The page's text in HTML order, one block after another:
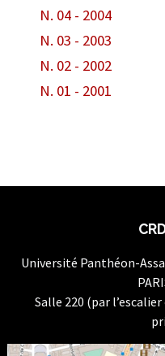
N. 04 - 2004
N. 03 - 2003
N. 02 - 2002
N. 01 - 2001
Université Panthéon-
Salle 220 (par